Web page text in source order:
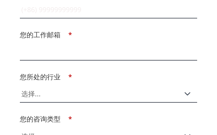
*
您的工作邮箱
*
您所处的行业
*
您的咨询类型